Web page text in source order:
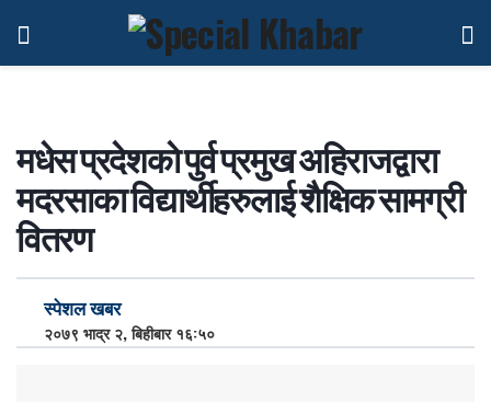
मधेस प्रदेशकाे पुर्व प्रमुख अहिराजद्वारा
मदरसाका विद्यार्थीहरुलाई शैक्षिक सामग्री
वितरण
स्पेशल खबर
२०७९ भाद्र २, बिहीबार १६:५०